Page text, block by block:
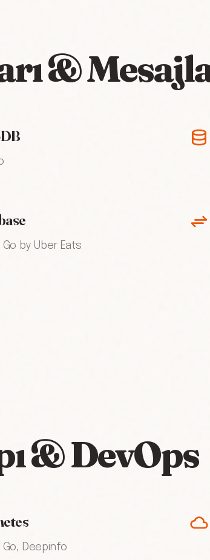
&
Go by Uber Eats
& DevOps
Go, Deepinfo